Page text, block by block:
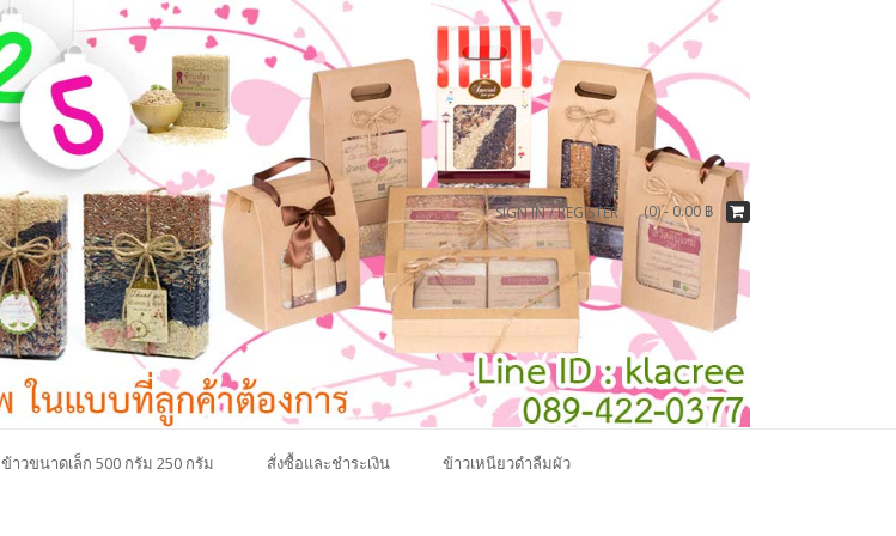
SIGN IN / REGISTER (0) - 0.00 ฿
ข้าวขนาดเล็ก 500 กรัม 250 กรัม สั่งซื้อและชำระเงิน ข้าวเหนียวดำลืมผัว